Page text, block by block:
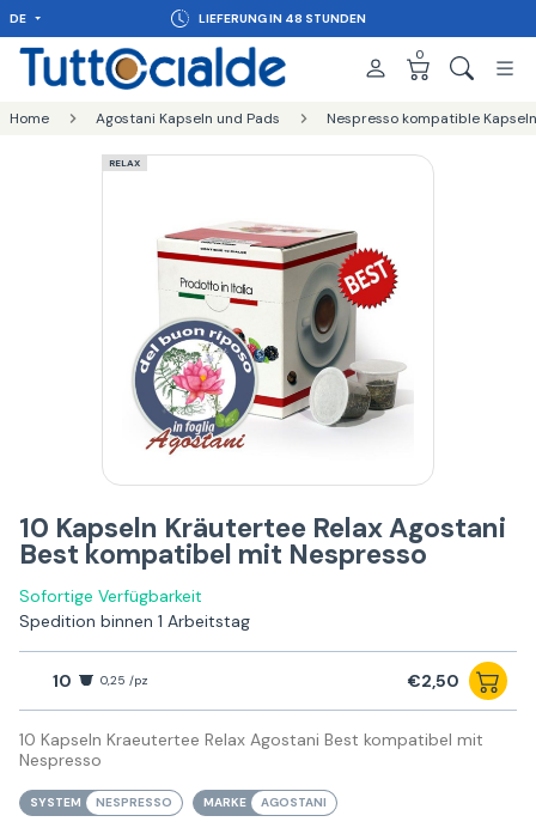
DE LIEFERUNG IN 48 STUNDEN
0
Home Agostani Kapseln und Pads Nespresso kompatible
RELAX
10 Kapseln Kräutertee Relax Agostani
Best kompatibel mit Nespresso
Sofortige Verfügbarkeit
Spedition binnen 1 Arbeitstag
10 0,25 /pz €2,50
10 Kapseln Kraeutertee Relax Agostani Best kompatibel mit
Nespresso
SYSTEM NESPRESSO MARKE AGOSTANI